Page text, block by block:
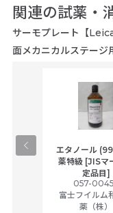
関連の試薬・
サーモプレート【
面メカニカルステージ
エタノール
薬特級 [JISマ
定品目]
057-
富士フイルム
薬（株）